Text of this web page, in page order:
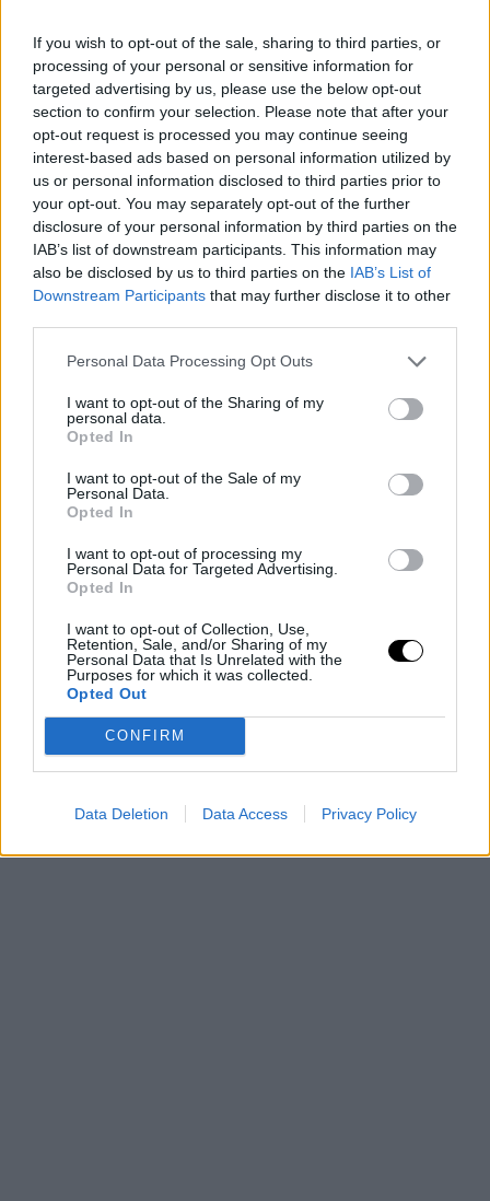
If you wish to opt-out of the sale, sharing to third parties, or
processing of your personal or sensitive information for
targeted advertising by us, please use the below opt-out
section to confirm your selection. Please note that after your
opt-out request is processed you may continue seeing
interest-based ads based on personal information utilized by
us or personal information disclosed to third parties prior to
your opt-out. You may separately opt-out of the further
disclosure of your personal information by third parties on the
IAB’s list of downstream participants. This information may
also be disclosed by us to third parties on the IAB’s List of
Downstream Participants that may further disclose it to other
Personal Data Processing Opt Outs
I want to opt-out of the Sharing of my
personal data.
Opted In
I want to opt-out of the Sale of my
Personal Data.
Opted In
I want to opt-out of processing my
Personal Data for Targeted Advertising.
Opted In
I want to opt-out of Collection, Use,
Retention, Sale, and/or Sharing of my
Personal Data that Is Unrelated with the
Purposes for which it was collected.
Opted Out
CONFIRM
Data Deletion Data Access Privacy Policy
de febreropara tratar de aliviar el dolor y las molestias
en su pie derecho causadas por un tornillo insertado en
el mes de octubre durante un procedimiento para
reparar unafractura de Jones, en la que ha sido la
lesión principal y desencadenante de todo lo demás.
Antes de ser retirado de toda actividad baloncestística
la pasada semana,Duranthabía intensificado su
participación e implicación en los entrenamientos
hasta el punto de poder entrenar casi con total
normalidad. Sin embargo,las recaídas eran
constantesy en la franquicia han decidido que lo mejor
es esperar a que el jugador se recupere totalmente
antes que forzar su regreso a las canchas.
Esta situación ha 'regalado' al jugador una de cal y otra
de arena. A una campaña espectacular en la que fue
galardonado con el premio al
ha seguido otra para el olvido a consecuencia de unas
lesiones que no han permitido ningún tipo de
tranquilidad ni regularidad a